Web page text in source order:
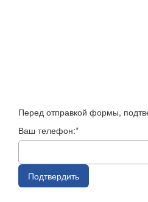
Перед отправкой формы,
Ваш телефон:*
Подтвердить